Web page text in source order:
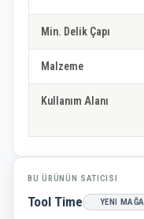
Min. Delik Çapı
Malzeme
Kullanım Alanı
BU ÜRÜNÜN SATICISI
Tool Time YENI